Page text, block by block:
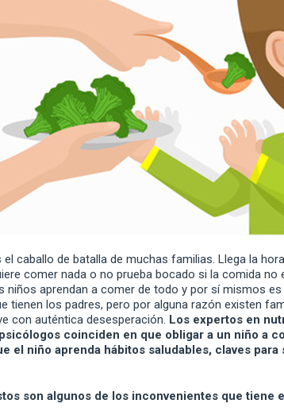
el caballo de batalla de muchas familias. Llega la
comer nada o no prueba bocado si la comida no
niños aprendan a comer de todo y por sí mismos
tienen los padres, pero por alguna razón existen
con auténtica desesperación. Los expertos en
coinciden en que obligar a un niño a
el niño aprenda hábitos saludables, claves para
son algunos de los inconvenientes que tiene